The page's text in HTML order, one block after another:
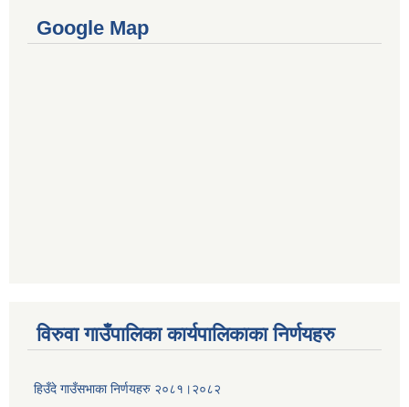
Google Map
विरुवा गाउँपालिका कार्यपालिकाका निर्णयहरु
हिउँदे गाउँसभाका निर्णयहरु २०८१।२०८२